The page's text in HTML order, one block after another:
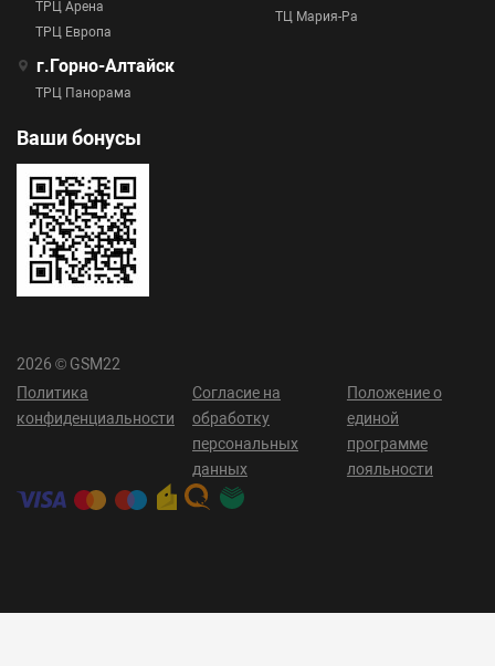
ТРЦ Арена
ТРЦ Европа
г.Горно-Алтайск
ТРЦ Панорама
ТЦ Мария-Ра
Ваши бонусы
2026 © GSM22
Политика
конфиденциальности
Согласие на
обработку
персональных
данных
Положение о
единой
программе
лояльности